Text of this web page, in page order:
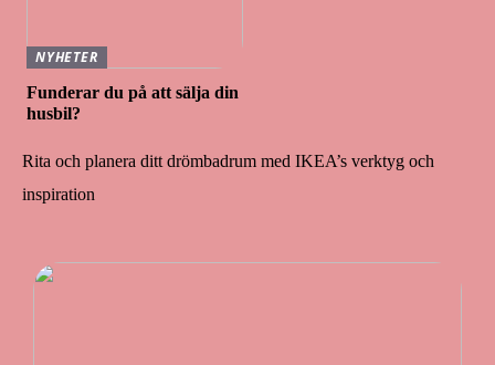
NYHETER
Funderar du på att sälja din
husbil?
Rita och planera ditt drömbadrum med IKEA’s verktyg och
inspiration